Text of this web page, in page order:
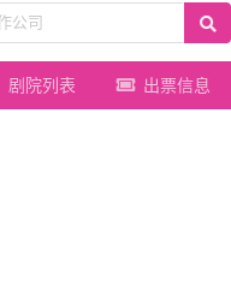
剧院列表 出票信息